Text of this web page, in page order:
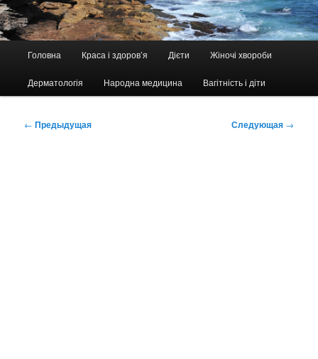
Головна Краса і здоров’я Дієти Жіночі хвороби
Дерматологія Народна медицина Вагітність і діти
Навигация
← Предыдущая Следующая →